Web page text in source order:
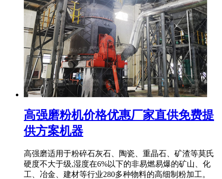
高强磨粉机价格优惠厂家直供免费提
供方案机器
高强磨适用于粉碎石灰石、陶瓷、重晶石、矿渣等莫氏
硬度不大于级,湿度在6%以下的非易燃易爆的矿山、化
工、冶金、建材等行业280多种物料的高细制粉加工。